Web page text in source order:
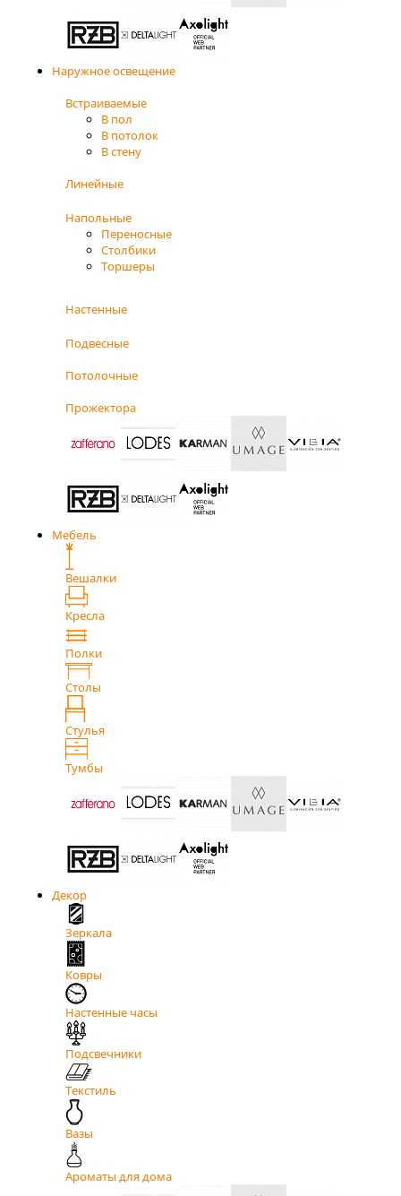
Наружное освещение
Встраиваемые
В пол
В потолок
В стену
Линейные
Напольные
Переносные
Столбики
Торшеры
Настенные
Подвесные
Потолочные
Прожектора
Мебель
Вешалки
Кресла
Полки
Столы
Стулья
Тумбы
Декор
Зеркала
Ковры
Настенные часы
Подсвечники
Текстиль
Вазы
Ароматы для дома